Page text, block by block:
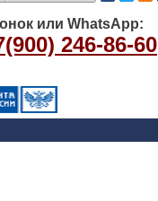
или WhatsApp:
246-86-60